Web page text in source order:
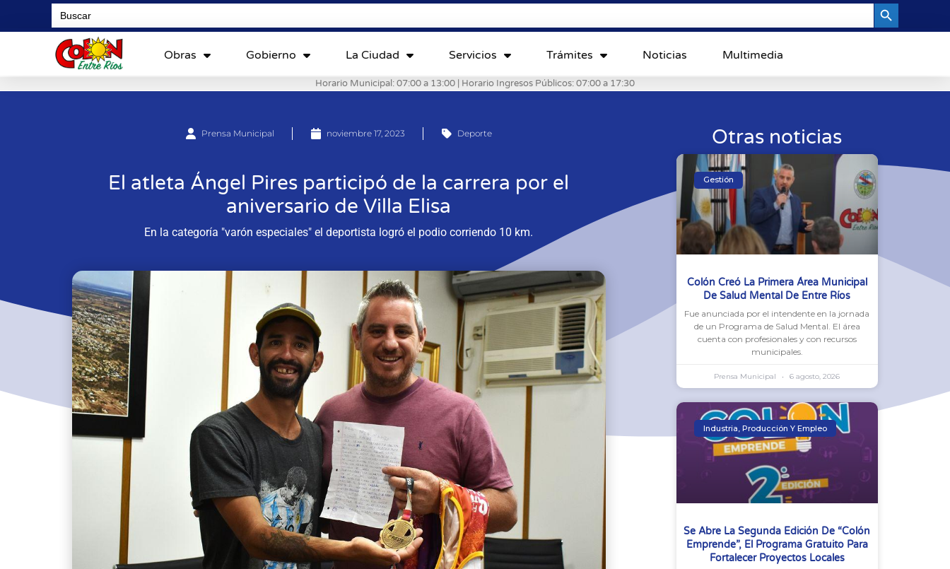
Search
for:
Obras Gobierno La Ciudad Servicios Trámites Noticias Multimedia
Horario Municipal: 07:00 a 13:00 | Horario Ingresos Públicos: 07:00 a 17:30
Prensa Municipal noviembre 17, 2023 Deporte
El atleta Ángel Pires participó de la carrera por el
aniversario de Villa Elisa
En la categoría "varón especiales" el deportista logró el podio corriendo 10 km.
Otras noticias
Gestión
Colón Creó La Primera Área Municipal
De Salud Mental De Entre Ríos
Fue anunciada por el intendente en la jornada
de un Programa de Salud Mental. El área
cuenta con profesionales y con recursos
municipales.
Prensa Municipal 6 agosto, 2026
Industria, Producción Y Empleo
Se Abre La Segunda Edición De “Colón
Emprende”, El Programa Gratuito Para
Fortalecer Proyectos Locales